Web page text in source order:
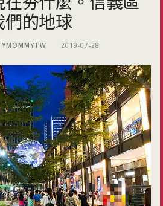
們的地球
2019-07-28